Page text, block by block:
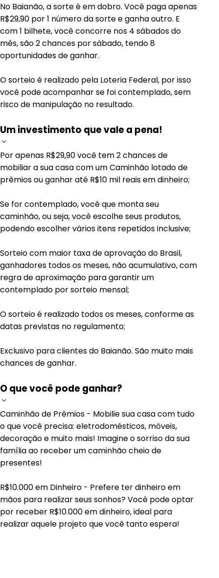
No Baianão, a sorte é em dobro. Você paga apenas
R$29,90 por 1 número da sorte e ganha outro. E
com 1 bilhete, você concorre nos 4 sábados do
mês, são 2 chances por sábado, tendo 8
oportunidades de ganhar.
O sorteio é realizado pela Loteria Federal, por isso
você pode acompanhar se foi contemplado, sem
risco de manipulação no resultado.
Um investimento que vale a pena!
Por apenas R$29,90 você tem 2 chances de
mobiliar a sua casa com um Caminhão lotado de
prêmios ou ganhar até R$10 mil reais em dinheiro;
Se for contemplado, você que monta seu
caminhão, ou seja, você escolhe seus produtos,
podendo escolher vários itens repetidos inclusive;
Sorteio com maior taxa de aprovação do Brasil,
ganhadores todos os meses, não acumulativo, com
regra de aproximação para garantir um
contemplado por sorteio mensal;
O sorteio é realizado todos os meses, conforme as
datas previstas no regulamento;
Exclusivo para clientes do Baianão. São muito mais
chances de ganhar.
O que você pode ganhar?
Caminhão de Prêmios - Mobilie sua casa com tudo
o que você precisa: eletrodomésticos, móveis,
decoração e muito mais! Imagine o sorriso da sua
família ao receber um caminhão cheio de
presentes!
R$10.000 em Dinheiro - Prefere ter dinheiro em
mãos para realizar seus sonhos? Você pode optar
por receber R$10.000 em dinheiro, ideal para
realizar aquele projeto que você tanto espera!